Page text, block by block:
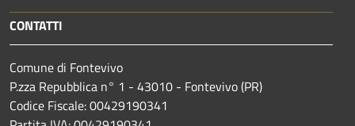
CONTATTI
Comune di Fontevivo
P.zza Repubblica n° 1 - 43010 - Fontevivo (PR)
Codice Fiscale: 00429190341